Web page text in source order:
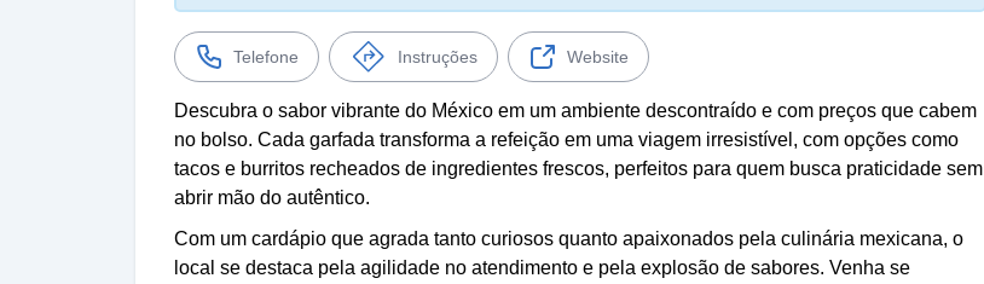
Telefone Instruções Website
Descubra o sabor vibrante do México em um ambiente descontraído e com preços que cabem
no bolso. Cada garfada transforma a refeição em uma viagem irresistível, com opções como
tacos e burritos recheados de ingredientes frescos, perfeitos para quem busca praticidade sem
abrir mão do autêntico.
Com um cardápio que agrada tanto curiosos quanto apaixonados pela culinária mexicana, o
local se destaca pela agilidade no atendimento e pela explosão de sabores. Venha se